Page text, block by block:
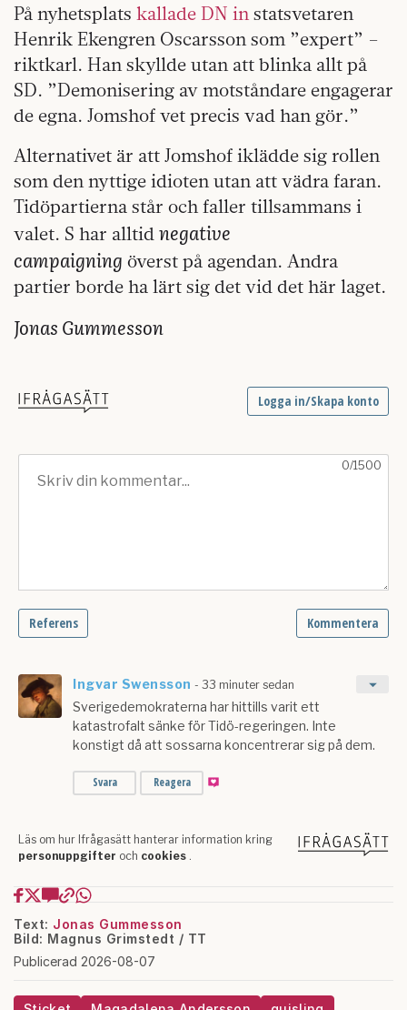
På nyhetsplats kallade DN in statsvetaren
Henrik Ekengren Oscarsson som ”expert” –
riktkarl. Han skyllde utan att blinka allt på
SD. ”Demonisering av motståndare engagerar
de egna. Jomshof vet precis vad han gör.”
Alternativet är att Jomshof iklädde sig rollen
som den nyttige idioten utan att vädra faran.
Tidöpartierna står och faller tillsammans i
valet. S har alltid negative
campaigning överst på agendan. Andra
partier borde ha lärt sig det vid det här laget.
Jonas Gummesson
Text: Jonas Gummesson
Bild: Magnus Grimstedt / TT
Publicerad 2026-08-07